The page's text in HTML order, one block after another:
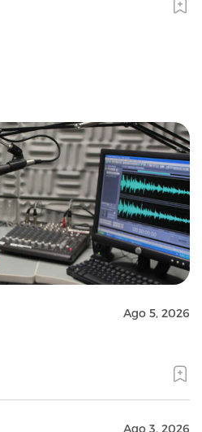
Ago 5, 2026
Ago 3, 2026